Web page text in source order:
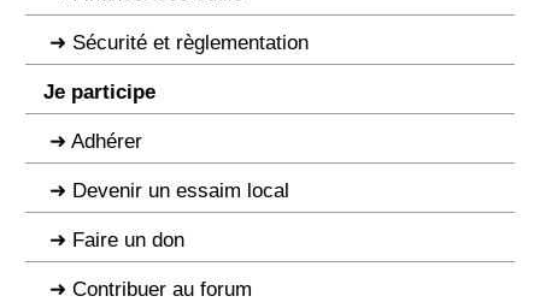
Sécurité et règlementation
Je participe
Adhérer
Devenir un essaim local
Faire un don
Contribuer au forum